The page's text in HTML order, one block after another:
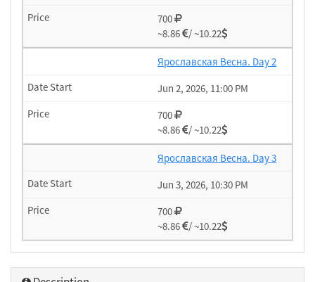
700
~8.86
/ ~10.22
Ярославская Весна. Day 2
Jun 2, 2026, 11:00 PM
700
~8.86
/ ~10.22
Ярославская Весна. Day 3
Jun 3, 2026, 10:30 PM
700
~8.86
/ ~10.22